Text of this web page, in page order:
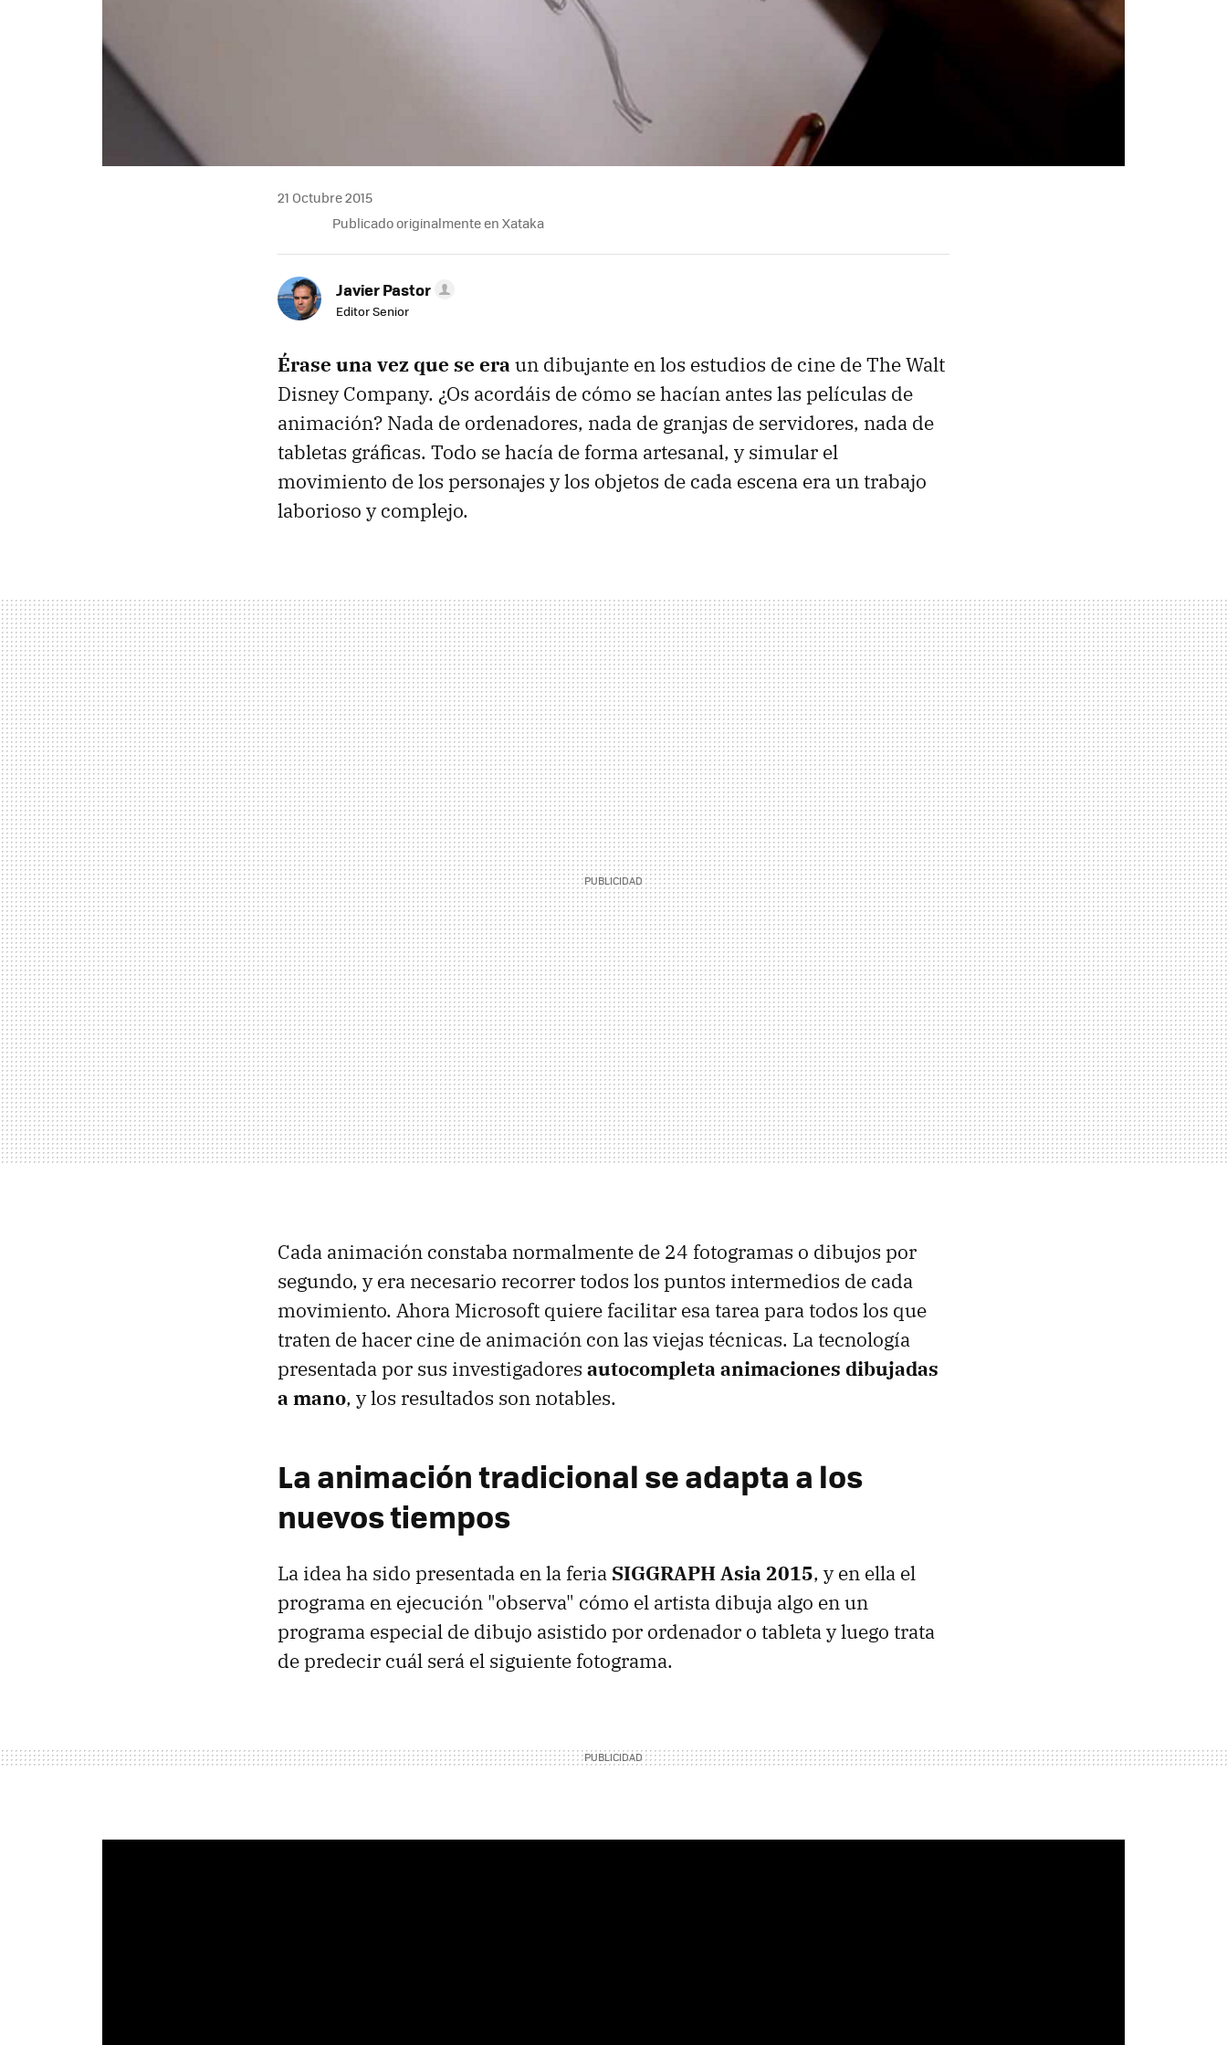
21 Octubre 2015
Publicado originalmente en Xataka
Javier Pastor
Editor Senior
Érase una vez que se era un dibujante en los estudios de cine de The Walt
Disney Company. ¿Os acordáis de cómo se hacían antes las películas de
animación? Nada de ordenadores, nada de granjas de servidores, nada de
tabletas gráficas. Todo se hacía de forma artesanal, y simular el
movimiento de los personajes y los objetos de cada escena era un trabajo
laborioso y complejo.
Cada animación constaba normalmente de 24 fotogramas o dibujos por
segundo, y era necesario recorrer todos los puntos intermedios de cada
movimiento. Ahora Microsoft quiere facilitar esa tarea para todos los que
traten de hacer cine de animación con las viejas técnicas. La tecnología
presentada por sus investigadores autocompleta animaciones dibujadas
a mano, y los resultados son notables.
La animación tradicional se adapta a los
nuevos tiempos
La idea ha sido presentada en la feria SIGGRAPH Asia 2015, y en ella el
programa en ejecución "observa" cómo el artista dibuja algo en un
programa especial de dibujo asistido por ordenador o tableta y luego trata
de predecir cuál será el siguiente fotograma.